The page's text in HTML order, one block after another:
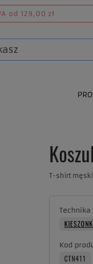
od 129,00 zł
T-shirt
Technika
Kod
CTN411